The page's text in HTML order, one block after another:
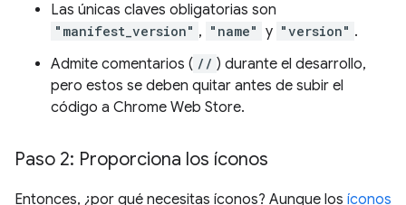
Las únicas claves obligatorias son
"manifest_version" , "name" y "version" .
Admite comentarios ( // ) durante el desarrollo,
pero estos se deben quitar antes de subir el
código a Chrome Web Store.
Paso 2: Proporciona los íconos
Entonces, ¿por qué necesitas íconos? Aunque los íconos